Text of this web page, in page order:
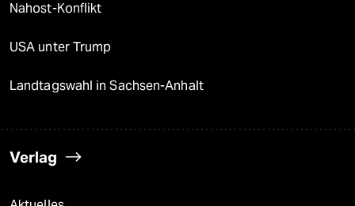
Nahost-Konflikt
USA unter Trump
Landtagswahl in Sachsen-Anhalt
Verlag